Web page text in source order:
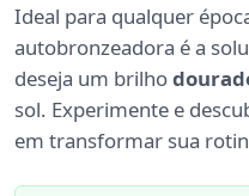
Ideal para qualquer
autobronzeadora é a
deseja um brilho
sol. Experimente e
em transformar sua